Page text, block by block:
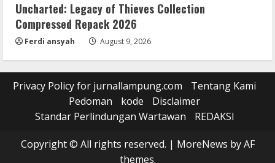
Uncharted: Legacy of Thieves Collection
Compressed Repack 2026
Ferdi ansyah August 9, 2026
Privacy Policy for jurnallampung.com
Tentang Kami
Pedoman
kode
Disclaimer
Standar Perlindungan Wartawan
REDAKSI
Copyright © All rights reserved. | MoreNews by AF
themes.